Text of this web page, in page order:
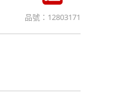
品號： 12803171